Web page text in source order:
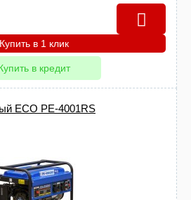
Купить в 1 клик
в кредит
ECO PE-4001RS